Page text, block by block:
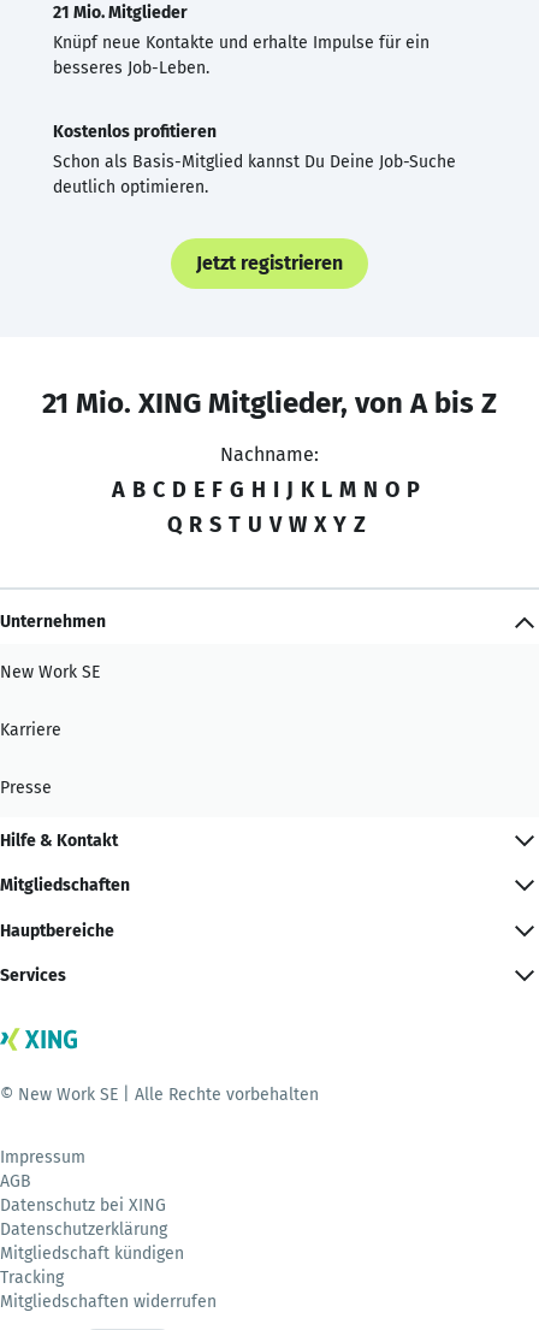
21 Mio. Mitglieder
Knüpf neue Kontakte und erhalte Impulse für ein
besseres Job-Leben.
Kostenlos profitieren
Schon als Basis-Mitglied kannst Du Deine Job-Suche
deutlich optimieren.
Jetzt registrieren
21 Mio. XING Mitglieder, von A bis Z
Nachname:
A B C D E F G H I J K L M N O P
Q R S T U V W X Y Z
Unternehmen
New Work SE
Karriere
Presse
Hilfe & Kontakt
Mitgliedschaften
Hauptbereiche
Services
© New Work SE | Alle Rechte vorbehalten
Impressum
AGB
Datenschutz bei XING
Datenschutzerklärung
Mitgliedschaft kündigen
Tracking
Mitgliedschaften widerrufen